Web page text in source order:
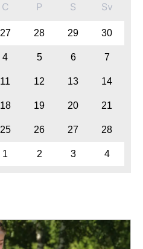
C P S Sv
27 28 29 30
4 5 6 7
11 12 13 14
18 19 20 21
25 26 27 28
1 2 3 4